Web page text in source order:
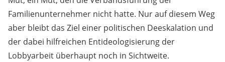
Familienunternehmer nicht hatte. Nur auf diesem Weg
aber bleibt das Ziel einer politischen Deeskalation und
der dabei hilfreichen Entideologisierung der
Lobbyarbeit überhaupt noch in Sichtweite.